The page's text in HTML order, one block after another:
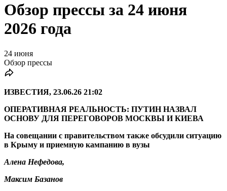
Обзор прессы за 24 июня
2026 года
24 июня
Обзор прессы
ИЗВЕСТИЯ, 23.06.26 21:02
ОПЕРАТИВНАЯ РЕАЛЬНОСТЬ: ПУТИН НАЗВАЛ
ОСНОВУ ДЛЯ ПЕРЕГОВОРОВ МОСКВЫ И КИЕВА
На совещании с правительством также обсудили ситуацию
в Крыму и приемную кампанию в вузы
Алена Нефедова,
Максим Базанов